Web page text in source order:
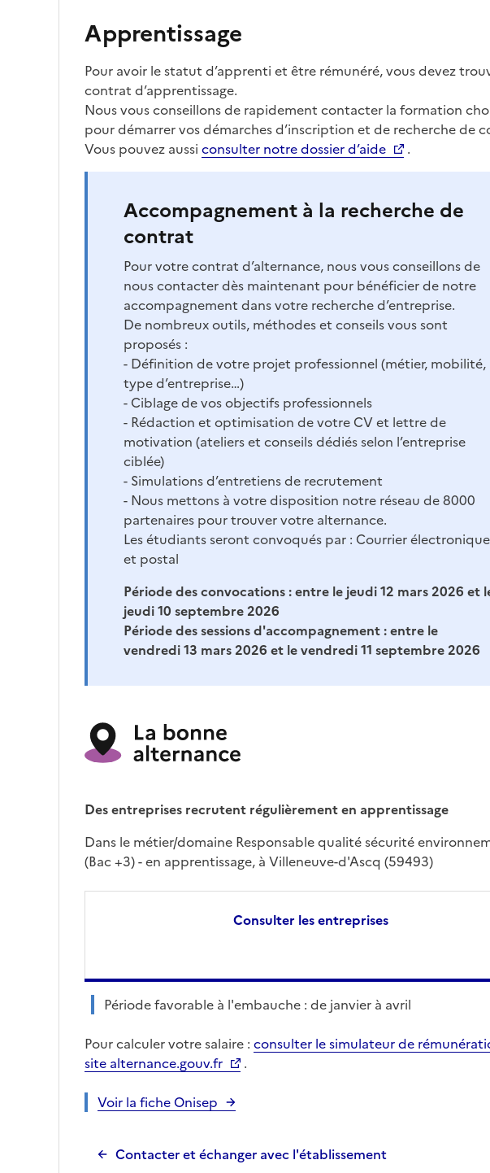
Apprentissage
Pour avoir le statut d’apprenti et être rémunéré, vous devez
contrat d’apprentissage.
Nous vous conseillons de rapidement contacter la formation
pour démarrer vos démarches d’inscription et de recherche de
Vous pouvez aussi consulter notre dossier d’aide .
Accompagnement à la recherche de
contrat
Pour votre contrat d’alternance, nous vous conseillons de
nous contacter dès maintenant pour bénéficier de notre
accompagnement dans votre recherche d’entreprise.
De nombreux outils, méthodes et conseils vous sont
proposés :
- Définition de votre projet professionnel (métier, mobilité,
type d’entreprise…)
- Ciblage de vos objectifs professionnels
- Rédaction et optimisation de votre CV et lettre de
motivation (ateliers et conseils dédiés selon l’entreprise
ciblée)
- Simulations d’entretiens de recrutement
- Nous mettons à votre disposition notre réseau de 8000
partenaires pour trouver votre alternance.
Les étudiants seront convoqués par : Courrier électronique
et postal
Période des convocations :entre le jeudi 12 mars 2026 et
jeudi 10 septembre 2026
Période des sessions d'accompagnement :entre le
vendredi 13 mars 2026 et le vendredi 11 septembre 2026
Des entreprises recrutent régulièrement en apprentissage
Dans le métier/domaine Responsable qualité sécurité
(Bac +3) - en apprentissage, à Villeneuve-d'Ascq (59493)
Consulter les entreprises
Période favorable à l'embauche : de janvier à avril
Pour calculer votre salaire : consulter le simulateur de
site alternance.gouv.fr
.
Voir la fiche Onisep
Contacter et échanger avec l'établissement